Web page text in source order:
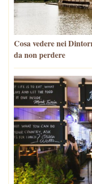
Cosa vedere nei
da non perdere